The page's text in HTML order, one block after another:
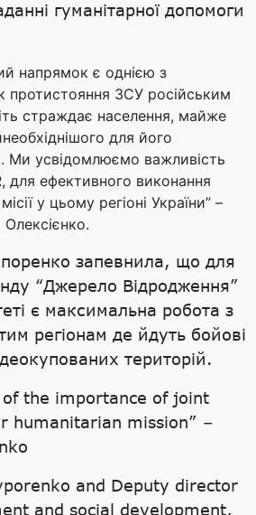
гуманітарної допомоги
напрямок є однією з
протистояння ЗСУ російським
страждає населення, майже
для його
Ми усвідомлюємо важливість
для ефективного виконання
у цьому регіоні України” –
запевнила, що для
“Джерело Відродження”
є максимальна робота з
регіонам де йдуть бойові
територій.
the importance of joint
humanitarian mission” –
and Deputy director
and social development,